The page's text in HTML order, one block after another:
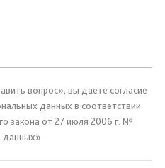
вопрос», вы даете согласие
данных в соответствии
закона от 27 июля 2006 г. №
данных»